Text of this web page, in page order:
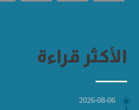
الأكثر قراءة
2026-08-06